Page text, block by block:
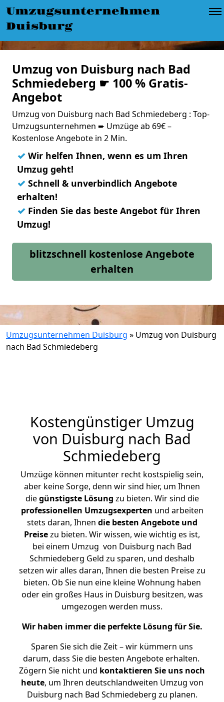
Umzugsunternehmen
Duisburg
Umzug von Duisburg nach Bad
Schmiedeberg ☛ 100 % Gratis-
Angebot
Umzug von Duisburg nach Bad Schmiedeberg : Top-
Umzugsunternehmen ➨ Umzüge ab 69€ –
Kostenlose Angebote in 2 Min.
✓ Wir helfen Ihnen, wenn es um Ihren
Umzug geht!
✓ Schnell & unverbindlich Angebote
erhalten!
✓ Finden Sie das beste Angebot für Ihren
Umzug!
blitzschnell kostenlose Angebote
erhalten
Umzugsunternehmen Duisburg » Umzug von Duisburg
nach Bad Schmiedeberg
Kostengünstiger Umzug
von Duisburg nach Bad
Schmiedeberg
Umzüge können mitunter recht kostspielig sein,
aber keine Sorge, denn wir sind hier, um Ihnen
diegünstigste Lösung zu bieten. Wir sind die
professionellen Umzugsexperten und arbeiten
stets daran, Ihnen die besten Angebote und
Preisezu bieten. Wir wissen, wie wichtig es ist,
bei einem Umzug von Duisburg nach Bad
Schmiedeberg Geld zu sparen, und deshalb
setzen wir alles daran, Ihnen die besten Preise zu
bieten. Ob Sie nun eine kleine Wohnung haben
oder ein großes Haus in Duisburg besitzen, was
umgezogen werden muss.
Wir haben immer die perfekte Lösung für Sie.
Sparen Sie sich die Zeit – wir kümmern uns
darum, dass Sie die besten Angebote erhalten.
Zögern Sie nicht und kontaktieren Sie uns noch
heute, um Ihren deutschlandweiten Umzug von
Duisburg nach Bad Schmiedeberg zu planen.